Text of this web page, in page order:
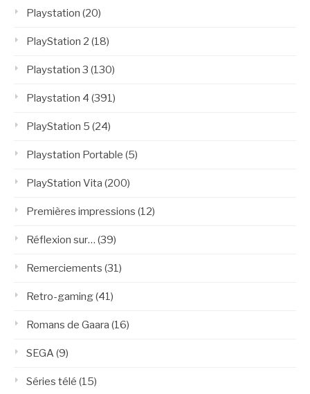
Playstation (20)
PlayStation 2 (18)
Playstation 3 (130)
Playstation 4 (391)
PlayStation 5 (24)
Playstation Portable (5)
PlayStation Vita (200)
Premières impressions (12)
Réflexion sur… (39)
Remerciements (31)
Retro-gaming(41)
Romans de Gaara (16)
SEGA(9)
Séries télé (15)